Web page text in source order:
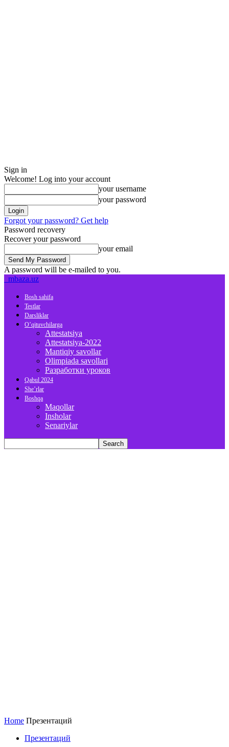
Sign in
Welcome! Log into your account
your username
your password
Forgot your password? Get help
Password recovery
Recover your password
your email
A password will be e-mailed to you.
mbaza.uz
Bosh sahifa
Testlar
Darsliklar
O’qituvchilarga
Attestatsiya
Attestatsiya-2022
Mantiqiy savollar
Olimpiada savollari
Разработки уроков
Qabul 2024
She’rlar
Boshqa
Maqollar
Insholar
Senariylar
Home Презентаций
Презентаций